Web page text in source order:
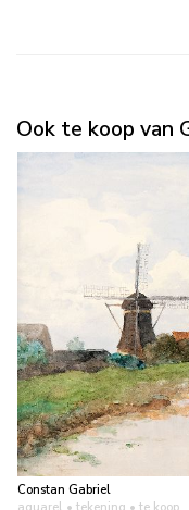
Ook te koop van
Constan Gabriel